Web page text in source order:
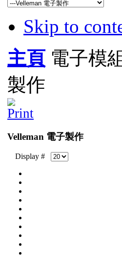
Skip to
主頁 電子模
製作
Velleman 電子製作
Display #